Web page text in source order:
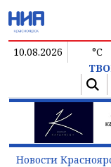
10.08.2026 °C
Новости